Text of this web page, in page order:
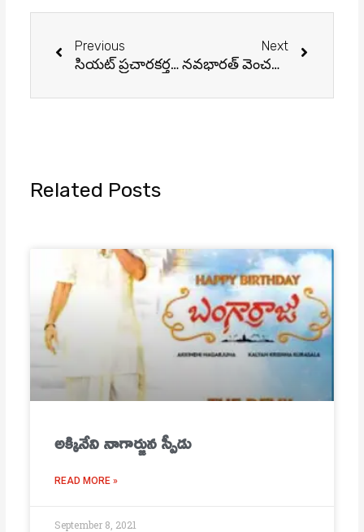
Prev
Previous
సియట్‌ ప్రచారకర్తగా రానా దగ్గుపాటి
Next
నవభారత్‌ వెంచర్స్‌ లాభంలో 168% వృద్ధి
Next
Related Posts
అక్కినేని నాగార్జున స్పీడు
READ MORE »
September 8, 2021